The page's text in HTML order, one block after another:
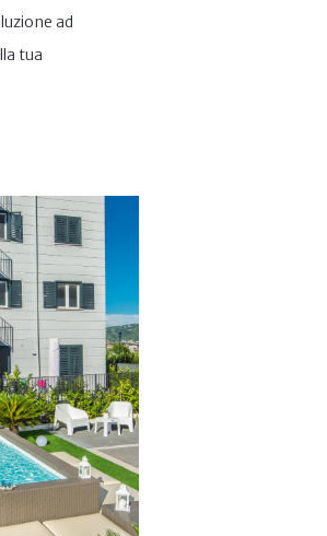
ad
tua